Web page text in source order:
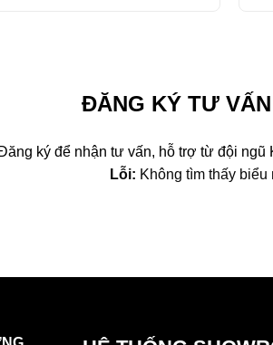
ĐĂNG KÝ TƯ
ký để nhận tư vấn, hỗ trợ từ đội ngũ
Lỗi: Không tìm thấy biểu